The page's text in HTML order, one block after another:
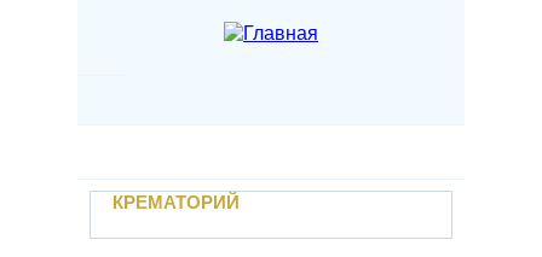
Отзывы
Контакты
КРЕМАТОРИЙ